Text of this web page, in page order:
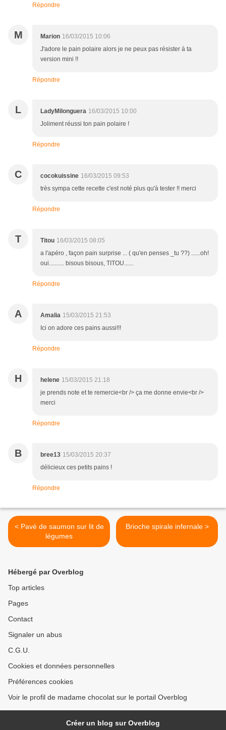
Répondre
M Marion 16/03/2015 10:06
J'adore le pain polaire alors je ne peux pas résister à ta
version mini !!
Répondre
L LadyMilonguera 16/03/2015 10:00
Joliment réussi ton pain polaire !
Répondre
C cocokuissine 16/03/2015 09:53
très sympa cette recette c'est noté plus qu'à tester !! merci
Répondre
T Titou 16/03/2015 08:05
a l'apéro , façon pain surprise ... ( qu'en penses _tu ??) ......oh!
oui.......... bisous bisous, TITOU......
Répondre
A Amalia 15/03/2015 21:53
Ici on adore ces pains aussi!!!
Répondre
H helene 15/03/2015 21:18
je prends note et te remercie<br /> ça me donne envie<br />
merci
Répondre
B bree13 15/03/2015 20:37
délicieux ces petits pains !
Répondre
< Pavé de saumon sur lit de
légumes
Brioche spirale infernale >
Hébergé par Overblog
Top articles
Pages
Contact
Signaler un abus
C.G.U.
Cookies et données personnelles
Préférences cookies
Voir le profil de madame chocolat sur le portail Overblog
Créer un blog sur Overblog